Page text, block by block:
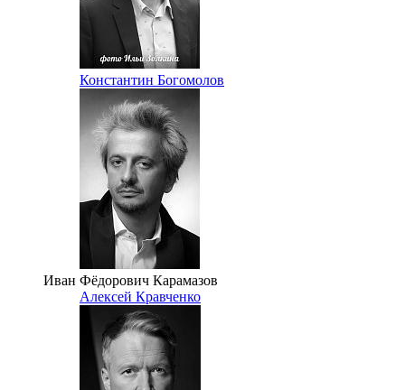
Константин Богомолов
Иван Фёдорович Карамазов
Алексей Кравченко